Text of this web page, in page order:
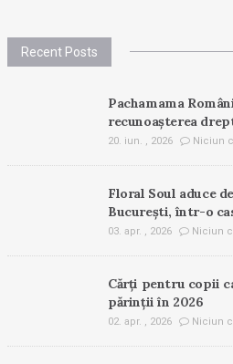
Recent Posts
Pachamama
recunoașterea
20. iun. , 2026 Niciun
Floral Soul aduce
București, într-o
03. apr. , 2026 Niciun
Cărți pentru copii
părinții în 2026
02. apr. , 2026 Niciun